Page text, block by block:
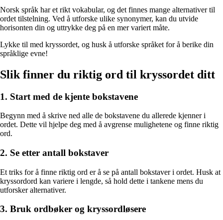
Norsk språk har et rikt vokabular, og det finnes mange alternativer til
ordet tilstelning. Ved å utforske ulike synonymer, kan du utvide
horisonten din og uttrykke deg på en mer variert måte.
Lykke til med kryssordet, og husk å utforske språket for å berike din
språklige evne!
Slik finner du riktig ord til kryssordet ditt
1. Start med de kjente bokstavene
Begynn med å skrive ned alle de bokstavene du allerede kjenner i
ordet. Dette vil hjelpe deg med å avgrense mulighetene og finne riktig
ord.
2. Se etter antall bokstaver
Et triks for å finne riktig ord er å se på antall bokstaver i ordet. Husk at
kryssordord kan variere i lengde, så hold dette i tankene mens du
utforsker alternativer.
3. Bruk ordbøker og kryssordløsere